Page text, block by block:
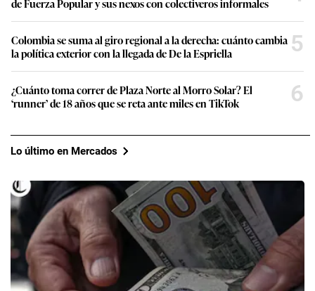
de Fuerza Popular y sus nexos con colectiveros informales
Colombia se suma al giro regional a la derecha: cuánto cambia
la política exterior con la llegada de De la Espriella
5
¿Cuánto toma correr de Plaza Norte al Morro Solar? El
‘runner’ de 18 años que se reta ante miles en TikTok
6
Lo último en Mercados